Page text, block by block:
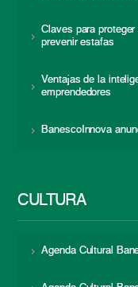
Claves para
prevenir estafas
Ventajas de la
emprendedores
BanescoInnova
CULTURA
Agenda Cultural